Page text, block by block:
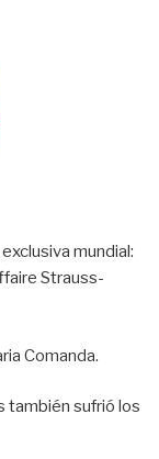
mundial:
Strauss-
Comanda.
también sufrió los